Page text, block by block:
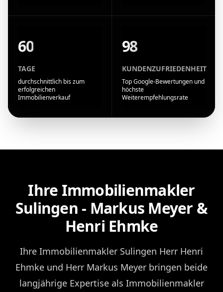
60
TAGE
durchschnittlich bis zum
erfolgreichen
Immobilienverkauf
98
KUNDENZUFRIEDENHEIT
Top Google-Bewertungen und
höchste
Weiterempfehlungsrate
Ihre Immobilienmakler
Sulingen - Markus Meyer &
Henri Ehmke
Ihre Immobilienmakler Sulingen Herr Henri
Ehmke und Herr Markus Meyer bringen beide
langjährige Expertise als Immobilienmakler